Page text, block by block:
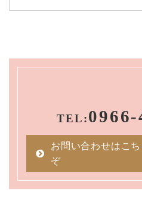
TEL:
お問い合わせはこ
ぞ